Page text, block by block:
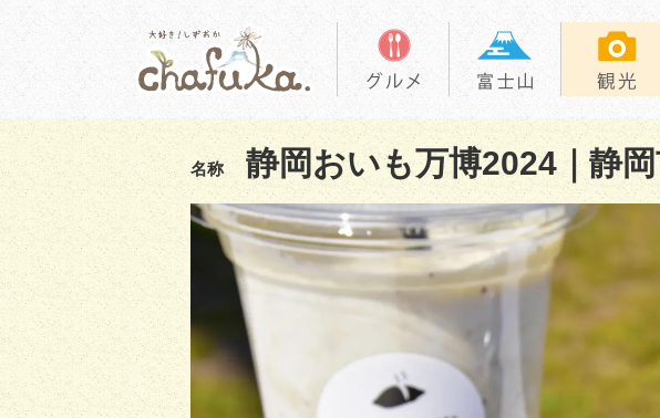
名称 静岡おいも万博2024｜静